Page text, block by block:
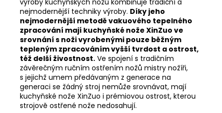
Zajímavost: XinZuo jako přední inovátor v oblasti
výroby kuchyňských nožů kombinuje tradiční a
nejmodernější techniky výroby. Díky jeho
nejmodernější metodě vakuového tepelného
zpracování mají kuchyňské nože XinZuo ve
srovnání s noži vyrobenými pouze běžným
tepleným zpracováním vyšší tvrdost a ostrost,
též delší živostnost. Ve spojení s tradičním
závěrečným ručním ostřením nožů mistry nožíři,
s jejichž umem předávaným z generace na
generaci se žádný stroj nemůže srovnávat, mají
kuchyňské nože XinZuo i prémiovou ostrost, kterou